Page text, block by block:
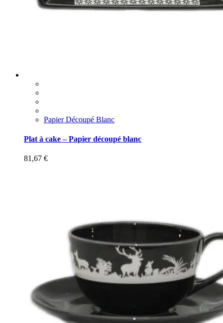
Papier Découpé Blanc
Plat à cake – Papier découpé blanc
81,67 €